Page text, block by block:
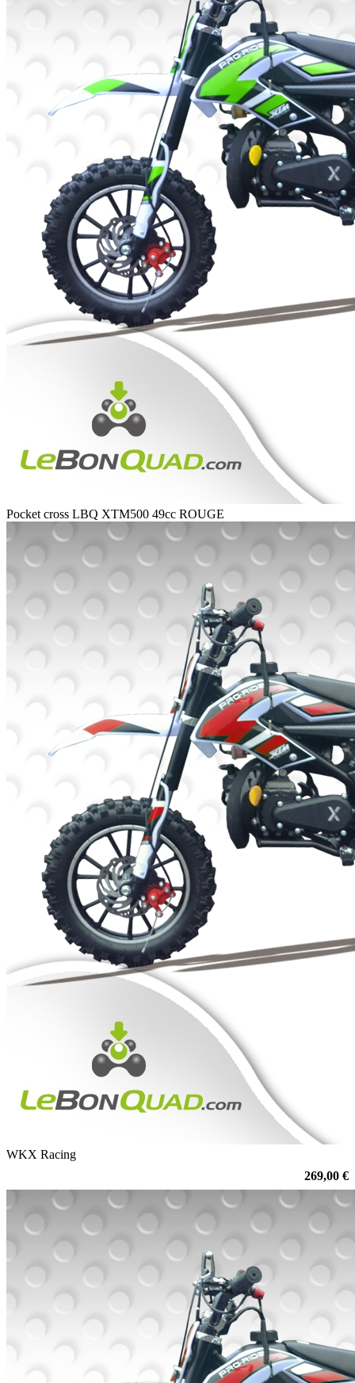
Pocket cross LBQ XTM500 49cc ROUGE
WKX Racing
269,00 €